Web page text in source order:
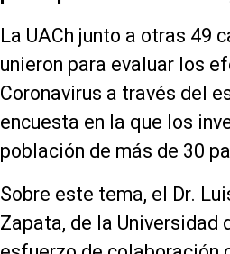
La UACh junto a otras 49
unieron para evaluar los
Coronavirus a través del
encuesta en la que los
población de más de 30
Sobre este tema, el Dr.
Zapata, de la Universidad